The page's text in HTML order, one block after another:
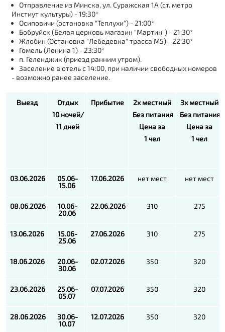
Отправление из Минска, ул. Суражская 1А (ст. метро
Инстиут культуры) - 19:30*
Осиповичи (остановка "Теплухи") - 21:00*
Бобруйск (Белая церковь магазин "Мартин") - 21:30*
Жлобин (Остановка "Лебедевка" трасса М5) - 22:30*
Гомель (Ленина 1) - 23:30*
п. Геленджик (приезд ранним утром).
Заселение в отель с 14:00, при наличии свободных номеров
- возможно ранее заселение.
Выезд
Отдых
10 ночей/
11 дней
Прибытие
2х местный
Без питания
Цена за
1 чел
3х местный
Без питания
Цена за
1 чел
03.06.2026
05.06-
15.06
17.06.2026 нет мест нет мест
08.06.2026
10.06-
20.06
22.06.2026 310 275
13.06.2026
15.06-
25.06
27.06.2026 310 275
18.06.2026
20.06-
30.06
02.07.2026 350 320
23.06.2026
25.06-
05.07
07.07.2026 350 320
28.06.2026
30.06-
10.07
12.07.2026 350 320